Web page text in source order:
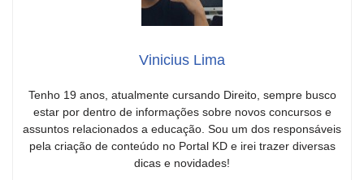
Vinicius Lima
Tenho 19 anos, atualmente cursando Direito, sempre busco
estar por dentro de informações sobre novos concursos e
assuntos relacionados a educação. Sou um dos responsáveis
pela criação de conteúdo no Portal KD e irei trazer diversas
dicas e novidades!